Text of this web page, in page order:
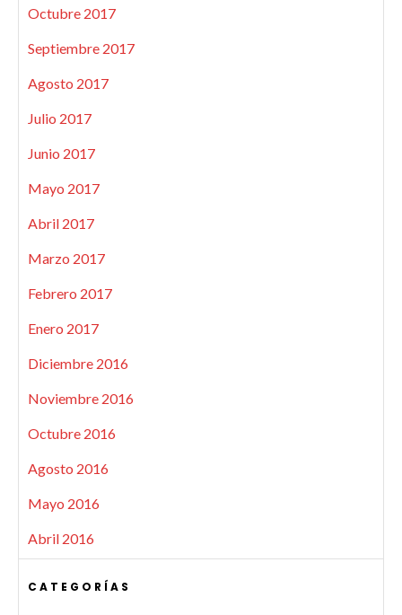
Octubre 2017
Septiembre 2017
Agosto 2017
Julio 2017
Junio 2017
Mayo 2017
Abril 2017
Marzo 2017
Febrero 2017
Enero 2017
Diciembre 2016
Noviembre 2016
Octubre 2016
Agosto 2016
Mayo 2016
Abril 2016
CATEGORÍAS